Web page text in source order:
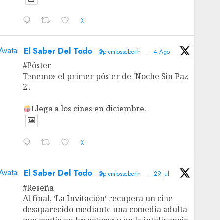
X
El Saber Del Todo @premiosseberin · 4 Ago
#Póster
Tenemos el primer póster de 'Noche Sin Paz
2'.
Llega a los cines en diciembre.
X
El Saber Del Todo @premiosseberin · 29 Jul
#Reseña
Al final, ‘La Invitación‘ recupera un cine
desaparecido mediante una comedia adulta